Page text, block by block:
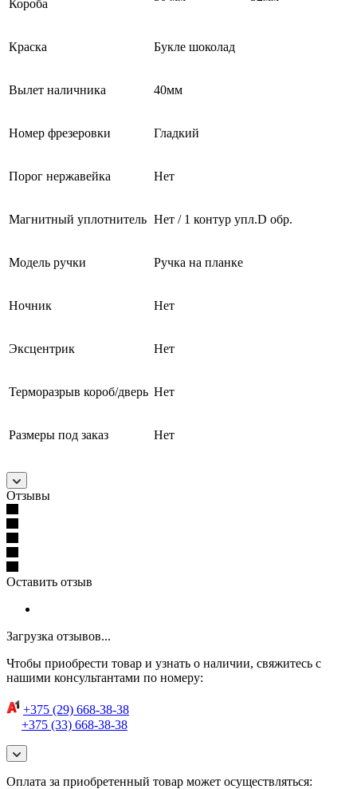
Короба
Краска Букле шоколад
Вылет наличника 40мм
Номер фрезеровки Гладкий
Порог нержавейка Нет
Магнитный уплотнитель Нет / 1 контур упл.D обр.
Модель ручки Ручка на планке
Ночник Нет
Эксцентрик Нет
Терморазрыв короб/дверь Нет
Размеры под заказ Нет
Отзывы
Оставить отзыв
Загрузка отзывов...
Чтобы приобрести товар и узнать о наличии, свяжитесь с
нашими консультантами по номеру:
+375 (29) 668-38-38
+375 (33) 668-38-38
Оплата за приобретенный товар может осуществляться: